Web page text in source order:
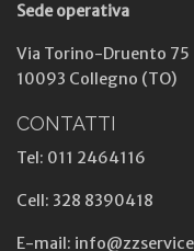
Sede operativa
Via Torino-Druento 75
10093 Collegno (TO)
CONTATTI
Tel: 011 2464116
Cell: 328 8390418
E-mail: